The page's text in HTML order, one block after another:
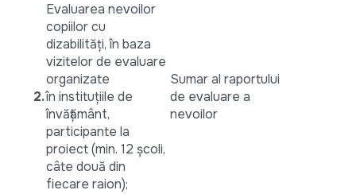
2.
Evaluarea nevoilor
copiilor cu
dizabilități, în baza
vizitelor de evaluare
organizate
în instituțiile de
învățământ,
participante la
proiect (min. 12 școli,
câte două din
fiecare raion);
Sumar al raportului
de evaluare a
nevoilor